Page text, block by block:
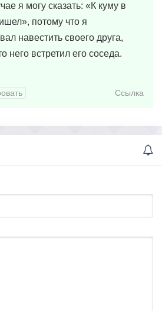
я могу сказать: «К куму в
потому что я
навестить своего друга,
него встретил его соседа.
Ссылка